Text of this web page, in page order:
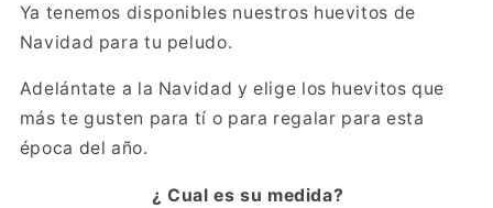
-
Bufanda.
Invierno
-
Bufanda.
Invierno
Ya tenemos disponibles nuestros huevitos de
Navidad para tu peludo.
Adelántate a la Navidad y elige los huevitos que
más te gusten para tí o para regalar para esta
época del año.
¿ Cual es su medida?